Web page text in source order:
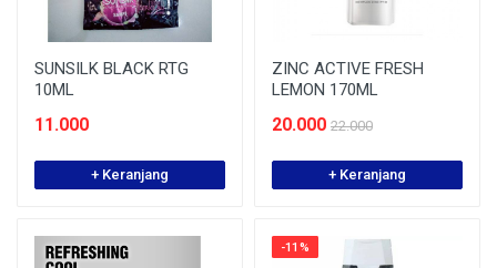
SUNSILK BLACK RTG
10ML
11.000
+ Keranjang
ZINC ACTIVE FRESH
LEMON 170ML
20.000 22.000
+ Keranjang
-11%